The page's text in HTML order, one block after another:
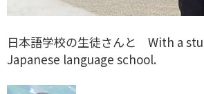
日本語学校の生徒さんと With a
Japanese language school.